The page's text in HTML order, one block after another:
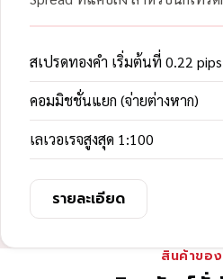
สเปรดทองคำ เริ่มต้นที่ 0.22
คอมมิชชั่นแยก (จ่ายต่างหาก)
เลเวอเรจสูงสุด 1:100
รายละเอียด
สินค้าของ